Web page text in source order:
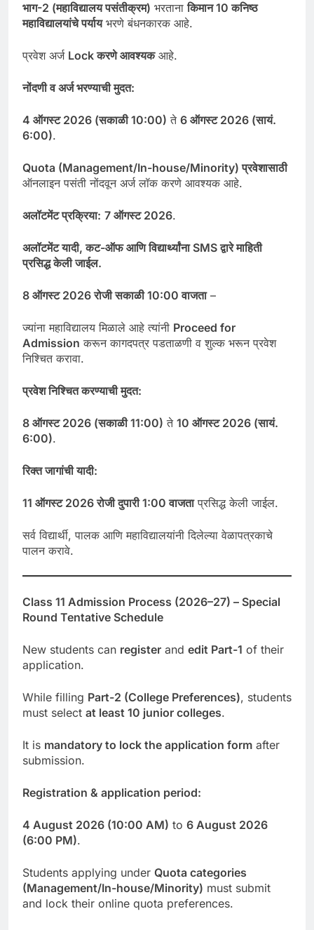
भाग-2 (महाविद्यालय पसंतीक्रम) भरतानाकिमान10कनिष्ठ
महाविद्यालयांचे पर्यायभरणे बंधनकारक आहे.
प्रवेश अर्ज Lockकरणे आवश्यकआहे.
नोंदणी व अर्ज भरण्याची मुदत:
4 ऑगस्ट 2026 (सकाळी10:00) ते 6 ऑगस्ट 2026 (सायं.
6:00).
Quota (Management/In-house/Minority)प्रवेशासाठी
ऑनलाइन पसंती नोंदवून अर्ज लॉक करणे आवश्यक आहे.
अलॉटमेंट प्रक्रिया: 7 ऑगस्ट 2026.
अलॉटमेंट यादी, कट-ऑफ आणि विद्यार्थ्यांना SMS द्वारे माहिती
प्रसिद्ध केली जाईल.
8 ऑगस्ट 2026रोजी सकाळी10:00वाजता–
ज्यांना महाविद्यालय मिळाले आहे त्यांनी Proceed for
Admission करून कागदपत्र पडताळणी व शुल्क भरून प्रवेश
निश्चित करावा.
प्रवेश निश्चित करण्याची मुदत:
8 ऑगस्ट 2026 (सकाळी11:00) ते 10 ऑगस्ट 2026 (सायं.
6:00).
रिक्त जागांची यादी:
11 ऑगस्ट 2026रोजी दुपारी1:00वाजताप्रसिद्ध केली जाईल.
सर्व विद्यार्थी, पालक आणि महाविद्यालयांनी दिलेल्या वेळापत्रकाचे
पालन करावे.
Class 11 Admission Process (2026–27) – Special
Round Tentative Schedule
New students can register and edit Part-1 of their
application.
While filling Part-2 (College Preferences), students
must select at least 10 junior colleges.
It is mandatory to lock the application form after
submission.
Registration & application period:
4 August 2026 (10:00 AM) to 6 August 2026
(6:00 PM).
Students applying under Quota categories
(Management/In-house/Minority) must submit
and lock their online quota preferences.